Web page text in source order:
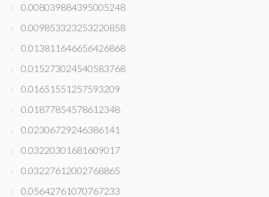
0.008039884395005248
0.009853323253220858
0.013811646656426868
0.015273024540583768
0.01651551257593209
0.01877854578612348
0.02306729246386141
0.03220301681609017
0.03227612002768865
0.05642761070767233